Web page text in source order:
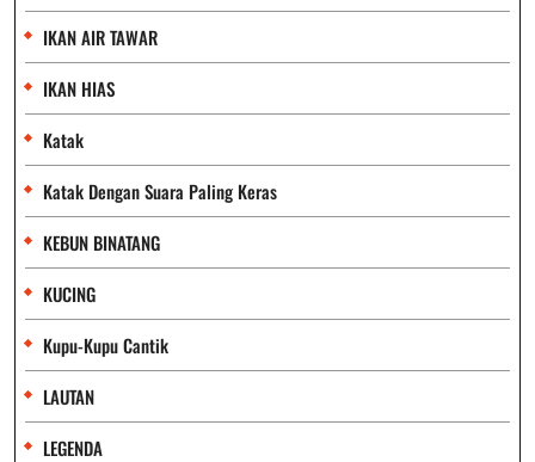
IKAN AIR TAWAR
IKAN HIAS
Katak
Katak Dengan Suara Paling Keras
KEBUN BINATANG
KUCING
Kupu-Kupu Cantik
LAUTAN
LEGENDA